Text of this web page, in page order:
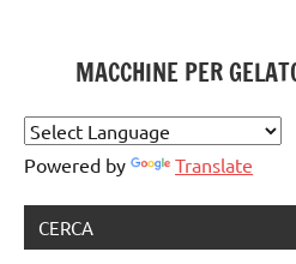
gelato
gelato
artigianale
MACCHINE PER
Powered by Translate
CERCA